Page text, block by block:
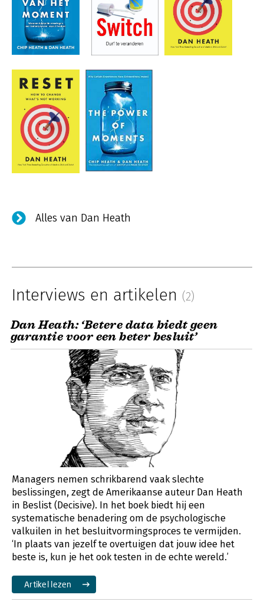
Alles van Dan Heath
Interviews en artikelen (2)
Dan Heath: ‘Betere data biedt geen
garantie voor een beter besluit’
Managers nemen schrikbarend vaak slechte
beslissingen, zegt de Amerikaanse auteur Dan Heath
in Beslist (Decisive). In het boek biedt hij een
systematische benadering om de psychologische
valkuilen in het besluitvormingsproces te vermijden.
‘In plaats van jezelf te overtuigen dat jouw idee het
beste is, kun je het ook testen in de echte wereld.’
Artikel lezen